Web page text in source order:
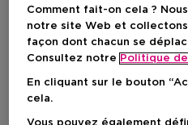
Comment fait-on cela ?
notre site Web et
façon dont chacun se
Consultez notre Politique
En cliquant sur le bouton
cela.